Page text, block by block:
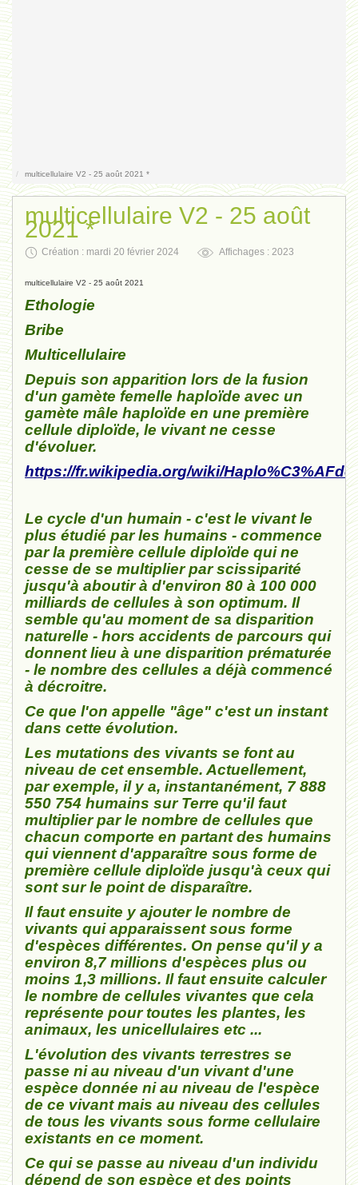
multicellulaire V2 - 25 août 2021 *
multicellulaire V2 - 25 août
2021 *
Création : mardi 20 février 2024 Affichages : 2023
multicellulaire V2 - 25 août 2021
Ethologie
Bribe
Multicellulaire
Depuis son apparition lors de la fusion
d'un gamète femelle haploïde avec un
gamète mâle haploïde en une première
cellule diploïde, le vivant ne cesse
d'évoluer.
https://fr.wikipedia.org/wiki/Haplo%C3%AFde
Le cycle d'un humain - c'est le vivant le
plus étudié par les humains - commence
par la première cellule diploïde qui ne
cesse de se multiplier par scissiparité
jusqu'à aboutir à d'environ 80 à 100 000
milliards de cellules à son optimum. Il
semble qu'au moment de sa disparition
naturelle - hors accidents de parcours qui
donnent lieu à une disparition prématurée
- le nombre des cellules a déjà commencé
à décroitre.
Ce que l'on appelle "âge" c'est un instant
dans cette évolution.
Les mutations des vivants se font au
niveau de cet ensemble. Actuellement,
par exemple, il y a, instantanément, 7 888
550 754 humains sur Terre qu'il faut
multiplier par le nombre de cellules que
chacun comporte en partant des humains
qui viennent d'apparaître sous forme de
première cellule diploïde jusqu'à ceux qui
sont sur le point de disparaître.
Il faut ensuite y ajouter le nombre de
vivants qui apparaissent sous forme
d'espèces différentes. On pense qu'il y a
environ 8,7 millions d'espèces plus ou
moins 1,3 millions. Il faut ensuite calculer
le nombre de cellules vivantes que cela
représente pour toutes les plantes, les
animaux, les unicellulaires etc ...
L'évolution des vivants terrestres se
passe ni au niveau d'un vivant d'une
espèce donnée ni au niveau de l'espèce
de ce vivant mais au niveau des cellules
de tous les vivants sous forme cellulaire
existants en ce moment.
Ce qui se passe au niveau d'un individu
dépend de son espèce et des points